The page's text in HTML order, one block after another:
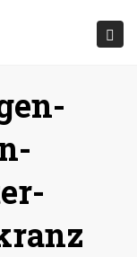
Submit